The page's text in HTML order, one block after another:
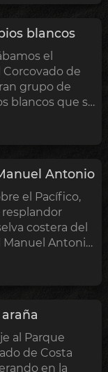
requiere guía.
blancos
el
Corcovado de
grupo de
blancos que se
a través
que eran
Antonio
el Pacífico,
costera del
Manuel Antonio,
al Parque
de Costa
en la